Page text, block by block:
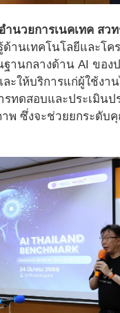
ำนวยการเนคเทค สว
านเทคโนโลยีและโ
ฐานกลางด้าน AI ขอ
ะให้บริการแก่ผู้ใช้ง
รทดสอบและประเมิน
พ ซึ่งจะช่วยยกระดับ